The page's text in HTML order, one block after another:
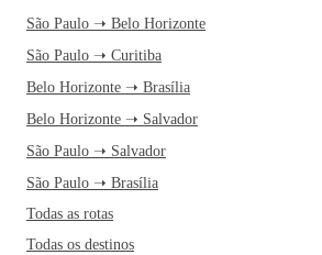
São Paulo ➝ Belo Horizonte
São Paulo ➝ Curitiba
Belo Horizonte ➝ Brasília
Belo Horizonte ➝ Salvador
São Paulo ➝ Salvador
São Paulo ➝ Brasília
Todas as rotas
Todas os destinos